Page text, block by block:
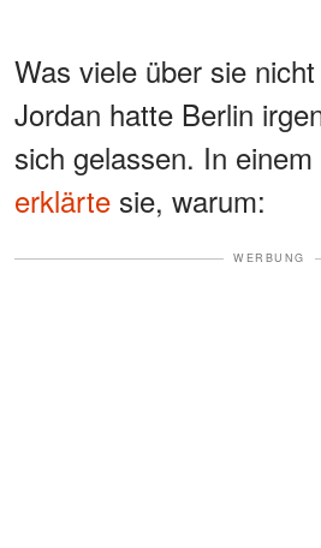
Was viele über sie
Jordan hatte Berlin
sich gelassen. In
erklärte sie, warum:
WERBUNG